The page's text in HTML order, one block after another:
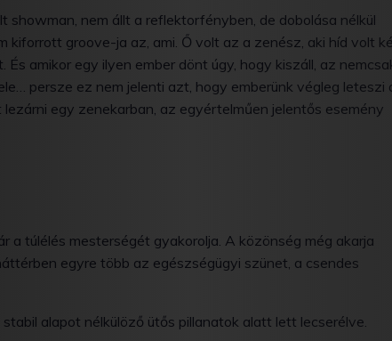
showman, nem állt a reflektorfényben, de dobolása nélkül
kiforrott groove-ja az, ami. Ő volt az a zenész, aki híd volt
amikor egy ilyen ember dönt úgy, hogy kiszáll, az
persze ez nem jelenti azt, hogy emberünk végleg leteszi
egy zenekarban, az egyértelműen jelentős esemény
a túlélés mesterségét gyakorolja. A közönség még akarja
egyre több az egészségügyi szünet, a csendes
alapot nélkülöző ütős pillanatok alatt lett lecserélve.